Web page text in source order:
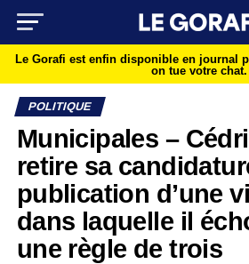
Le Gorafi est enfin disponible en journal
on tue votre chat.
POLITIQUE
Municipales –
retire sa
publication d’une
dans laquelle il
une règle de trois